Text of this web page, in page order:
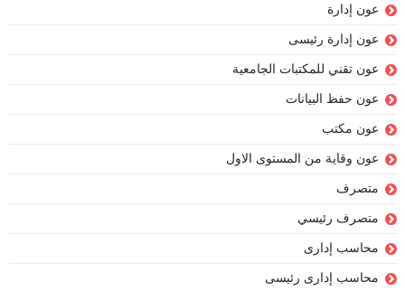
عون إدارة
عون إدارة رئيسى
عون تقني للمكتبات الجامعية
عون حفظ البيانات
عون مكتب
عون وقاية من المستوى الاول
متصرف
متصرف رئيسي
محاسب إدارى
محاسب إدارى رئيسى